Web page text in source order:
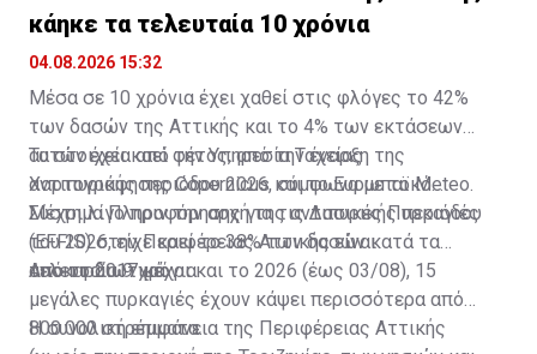
κάηκε τα τελευταία 10 χρόνια
04.08.2026 15:32
Μέσα σε 10 χρόνια έχει χαθεί στις φλόγες το 42%
των δασών της Αττικής και το 4% των εκτάσεων
αυτών έχει καεί φέτος, από την έναρξη της
αντιπυρικής περιόδου 2026, σύμφωνα με το Meteo.
Τα στοιχεία από την Υπηρεσία Ταχείας
Χαρτογράφησης Copernicus και το Ευρωπαϊκό
Σύστημα Πληροφόρησης για τις Δασικές Πυρκαγιές
(EFFIS) στην Περιφέρειας Αττικής είναι
αποκαρδιωτικά.
Μέχρι λίγο πριν την αρχή της αντιπυρικής περιόδου
του 2026, είχε καεί το 38% των δασών κατά τα
τελευταία 9 χρόνια.
Από το 2017 μέχρι και το 2026 (έως 03/08), 15
μεγάλες πυρκαγιές έχουν κάψει περισσότερα από
800.000 στρέμματα.
Η συνολική επιφάνεια της Περιφέρειας Αττικής